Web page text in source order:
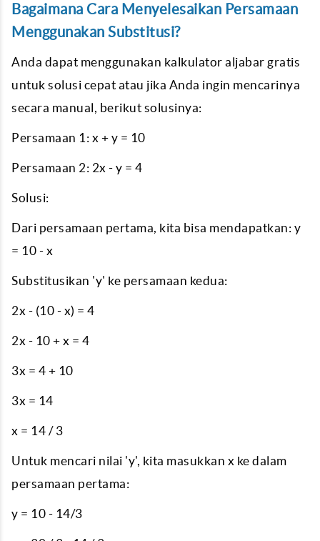
Bagaimana Cara Menyelesaikan Persamaan
Menggunakan Substitusi?
Anda dapat menggunakan kalkulator aljabar gratis
untuk solusi cepat atau jika Anda ingin mencarinya
secara manual, berikut solusinya:
Persamaan 1: x + y = 10
Persamaan 2: 2x - y = 4
Solusi:
Dari persamaan pertama, kita bisa mendapatkan: y
= 10 - x
Substitusikan 'y' ke persamaan kedua:
2x - (10 - x) = 4
2x - 10 + x = 4
3x = 4 + 10
3x = 14
x = 14 / 3
Untuk mencari nilai 'y', kita masukkan x ke dalam
persamaan pertama:
y = 10 - 14/3